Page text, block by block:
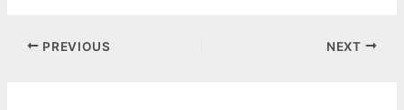
Post
PREVIOUS NEXT